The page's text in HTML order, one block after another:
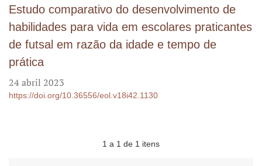
Estudo comparativo do desenvolvimento de
habilidades para vida em escolares praticantes
de futsal em razão da idade e tempo de
prática
24 abril 2023
https://doi.org/10.36556/eol.v18i42.1130
1 a 1 de 1 itens